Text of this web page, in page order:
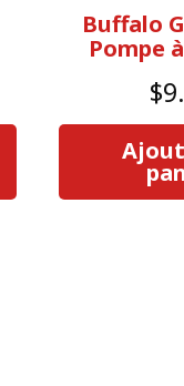
Buffalo
Pompe
$